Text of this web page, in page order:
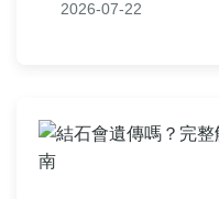
面了解如何應對眼
2026-07-22